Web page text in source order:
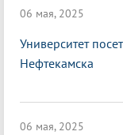
06 мая, 2025
Университет
Нефтекамска
06 мая, 2025